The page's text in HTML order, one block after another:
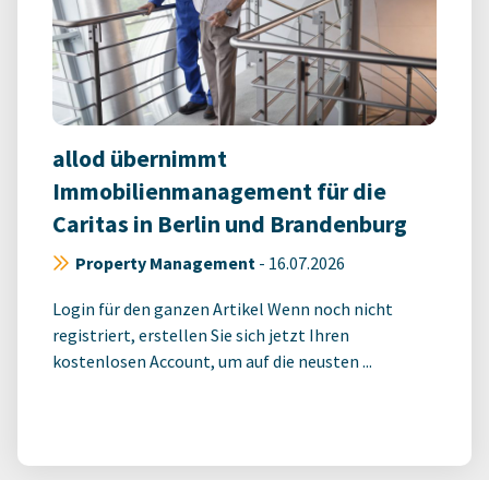
allod übernimmt
Immobilienmanagement für die
Caritas in Berlin und Brandenburg
Property Management - 16.07.2026
Login für den ganzen Artikel Wenn noch nicht
registriert, erstellen Sie sich jetzt Ihren
kostenlosen Account, um auf die neusten ...